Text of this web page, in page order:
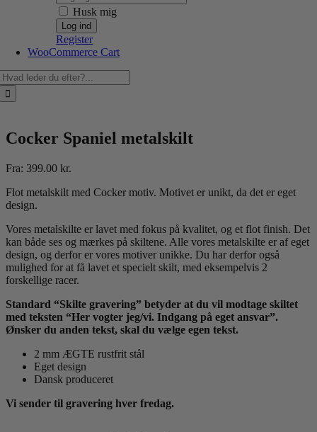
Husk mig
Register
WooCommerce Cart
Cocker Spaniel metalskilt
Fra: 399.00 kr.
Flot metalskilt med Cocker motiv. Motivet er unikt, da det er eget
design.
Vores metalskilte er lavet med fokus på kvalitet, og et flot finish. Det
kan både ses og mærkes på skiltene. Alle vores metalskilte er af eget
design, og derfor er vores motiver unikke. Du har derfor også
mulighed for at få lavet et specielt skilt, med eksempelvis 2
forskellige racer.
Standard “Skilte gravering” betyder at du vil modtage skiltet
med teksten “Her vogter jeg/vi. Indgang på eget ansvar”.
Ønsker du anden tekst, skal du vælge egen tekst.
2 mm ÆGTE rustfrit stål
Eget design
Dansk produceret
Vi sender til gravering hver fredag.